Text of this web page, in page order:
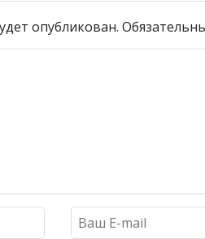
опубликован.